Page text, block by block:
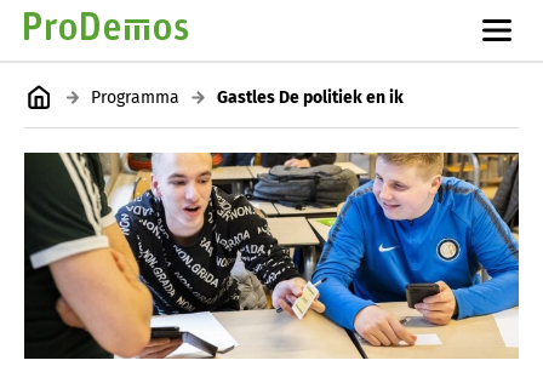
Programma Gastles De politiek en ik